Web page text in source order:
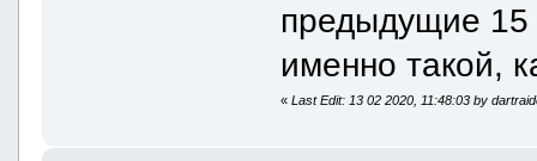
предыдущие 15
именно такой,
«Last Edit: 13 02 2020, 11:48:03 by